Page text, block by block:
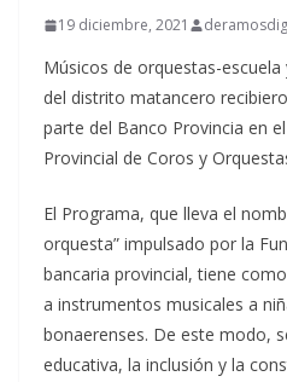
19 diciembre, 2021
Músicos de orquestas-
del distrito matancero
parte del Banco Provincia en
Provincial de Coros y
El Programa, que lleva el
orquesta” impulsado por la
bancaria provincial, tiene
a instrumentos musicales a
bonaerenses. De este modo,
educativa, la inclusión y la